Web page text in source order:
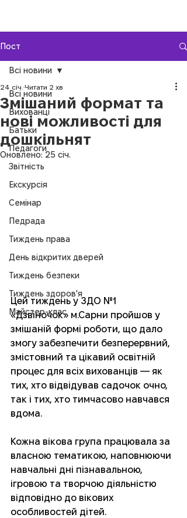
Пост
Всі новини
Вихованці
Батьки
Педагоги
Звітність
Екскурсія
Семінар
Педрада
Тиждень права
День відкритих дверей
Тиждень безпеки
Тиждень здоров'я
Майстер-клас
Всі новини
Змішаний формат та
нові можливості для
дошкільнят
24 січ. Читати 2 хв
Оновлено: 25 січ.
Цей тиждень у ЗДО №1
«Дзвіночок» м.Сарни пройшов у
змішаній формі роботи, що дало
змогу забезпечити безперервний,
змістовний та цікавий освітній
процес для всіх вихованців — як
тих, хто відвідував садочок очно,
так і тих, хто тимчасово навчався
вдома.
Кожна вікова група працювала за
власною тематикою, наповнюючи
навчальні дні пізнавальною,
ігровою та творчою діяльністю
відповідно до вікових
особливостей дітей.